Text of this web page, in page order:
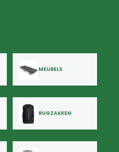
MEUBELS
RUGZAKKEN